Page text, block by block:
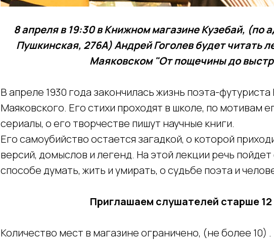
8 апреля в 19:30 в Книжном магазине Кузебай, (по
Пушкинская, 276А) Андрей Гоголев будет читать
Маяковском "От пощечины до
В апреле 1930 года закончилась жизнь поэта-
Маяковского. Его стихи проходят в школе, по мотивам
сериалы, о его творчестве пишут научные книги.
Его самоубийство остается загадкой, о которой
версий, домыслов и легенд. На этой лекции речь
способе думать, жить и умирать, о судьбе поэта и
Приглашаем слушателей старше 12
Количество мест в магазине ограничено, (не более 10)